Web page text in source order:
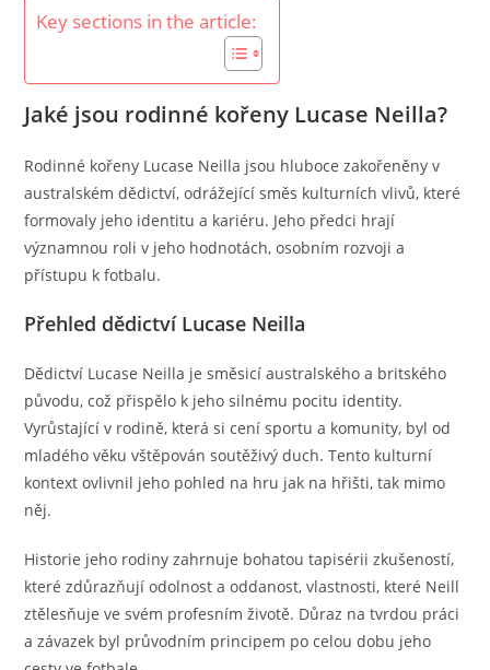
Key sections in the article:
Jaké jsou rodinné kořeny Lucase Neilla?
Rodinné kořeny Lucase Neilla jsou hluboce zakořeněny v
australském dědictví, odrážející směs kulturních vlivů, které
formovaly jeho identitu a kariéru. Jeho předci hrají
významnou roli v jeho hodnotách, osobním rozvoji a
přístupu k fotbalu.
Přehled dědictví Lucase Neilla
Dědictví Lucase Neilla je směsicí australského a britského
původu, což přispělo k jeho silnému pocitu identity.
Vyrůstající v rodině, která si cení sportu a komunity, byl od
mladého věku vštěpován soutěživý duch. Tento kulturní
kontext ovlivnil jeho pohled na hru jak na hřišti, tak mimo
něj.
Historie jeho rodiny zahrnuje bohatou tapisérii zkušeností,
které zdůrazňují odolnost a oddanost, vlastnosti, které Neill
ztělesňuje ve svém profesním životě. Důraz na tvrdou práci
a závazek byl průvodním principem po celou dobu jeho